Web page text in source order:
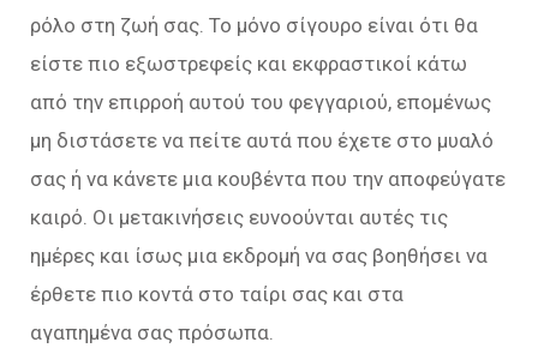
ρόλο στη ζωή σας. Το μόνο σίγουρο είναι ότι θα
είστε πιο εξωστρεφείς και εκφραστικοί κάτω
από την επιρροή αυτού του φεγγαριού, επομένως
μη διστάσετε να πείτε αυτά που έχετε στο μυαλό
σας ή να κάνετε μια κουβέντα που την αποφεύγατε
καιρό. Οι μετακινήσεις ευνοούνται αυτές τις
ημέρες και ίσως μια εκδρομή να σας βοηθήσει να
έρθετε πιο κοντά στο ταίρι σας και στα
αγαπημένα σας πρόσωπα.